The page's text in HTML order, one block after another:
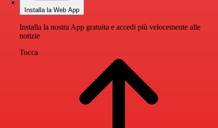
Installa la Web App
Installa la nostra App gratuita e accedi più velocemente alle
notizie
Tocca